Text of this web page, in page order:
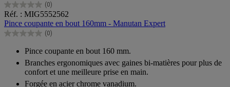
(0)
0.0
sur
5
étoiles.
Réf. : MIG5552562
Pince coupante en bout 160mm - Manutan Expert
(0)
0.0
étoiles.
Pince coupante en bout 160 mm.
Branches ergonomiques avec gaines bi-matières pour plus de
confort et une meilleure prise en main.
Forgée en acier chrome vanadium.